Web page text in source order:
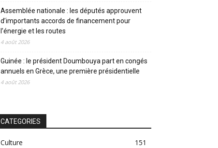
Assemblée nationale : les députés approuvent
d’importants accords de financement pour
l’énergie et les routes
4 août 2026
Guinée : le président Doumbouya part en congés
annuels en Grèce, une première présidentielle
4 août 2026
CATEGORIES
Culture
151